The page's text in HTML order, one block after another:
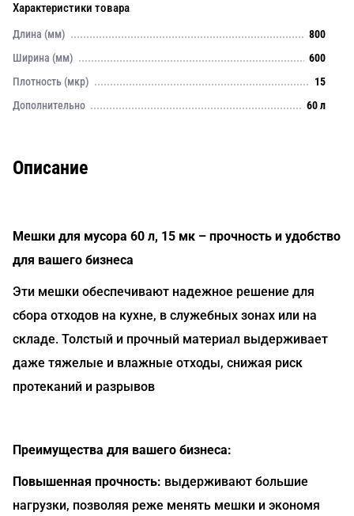
Характеристики товара
Длина (мм)
800
Ширина (мм)
600
Плотность (мкр)
15
Дополнительно
60 л
Описание
Мешки для мусора 60 л, 15 мк – прочность и удобство
для вашего бизнеса
Эти мешки обеспечивают надежное решение для
сбора отходов на кухне, в служебных зонах или на
складе. Толстый и прочный материал выдерживает
даже тяжелые и влажные отходы, снижая риск
протеканий и разрывов
Преимущества для вашего бизнеса:
Повышенная прочность: выдерживают большие
нагрузки, позволяя реже менять мешки и экономя